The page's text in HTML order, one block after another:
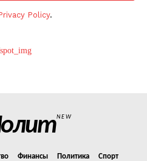
Policy.
NEW
Финансы Политика
Спорт